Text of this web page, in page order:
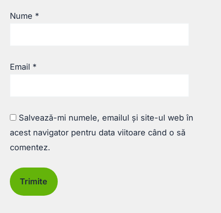
Nume *
Email *
Salvează-mi numele, emailul și site-ul web în
acest navigator pentru data viitoare când o să
comentez.